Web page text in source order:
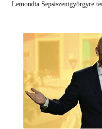
Lemondta Sepsiszentgyörgyre